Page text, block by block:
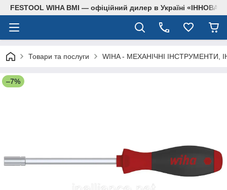
FESTOOL WIHA BMI — офіційний дилер в Україні
Товари та послуги WIHA - МЕХАНІЧНІ ІНСТРУМЕНТИ,
–7%